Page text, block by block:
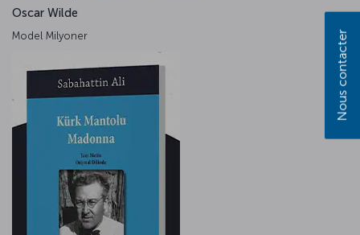
Oscar Wilde
Model Milyoner Nous contacter